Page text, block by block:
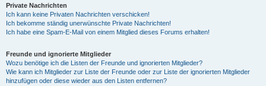
Private Nachrichten
Ich kann keine Privaten Nachrichten verschicken!
Ich bekomme ständig unerwünschte Private Nachrichten!
Ich habe eine Spam-E-Mail von einem Mitglied dieses Forums erhalten!
Freunde und ignorierte Mitglieder
Wozu benötige ich die Listen der Freunde und ignorierten Mitglieder?
Wie kann ich Mitglieder zur Liste der Freunde oder zur Liste der ignorierten Mitglieder
hinzufügen oder diese wieder aus den Listen entfernen?